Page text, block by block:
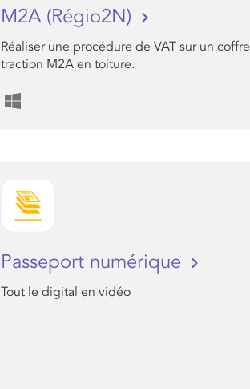
M2A (Régio2N)
Réaliser une procédure de VAT sur un coffre
traction M2A en toiture.
Passeport numérique
Tout le digital en vidéo